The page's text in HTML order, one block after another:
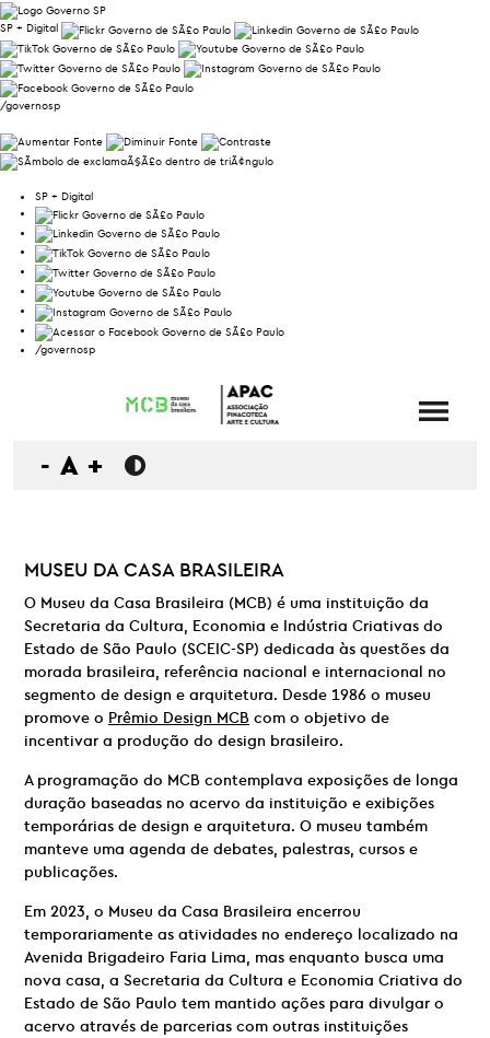
SP + Digital
/governosp
SP + Digital
/governosp
- A +
MUSEU DA CASA BRASILEIRA
O Museu da Casa Brasileira (MCB) é uma instituição da
Secretaria da Cultura, Economia e Indústria Criativas do
Estado de São Paulo (SCEIC-SP) dedicada às questões da
morada brasileira, referência nacional e internacional no
segmento de design e arquitetura. Desde 1986 o museu
promove o Prêmio Design MCB com o objetivo de
incentivar a produção do design brasileiro.
A programação do MCB contemplava exposições de longa
duração baseadas no acervo da instituição e exibições
temporárias de design e arquitetura. O museu também
manteve uma agenda de debates, palestras, cursos e
publicações.
Em 2023, o Museu da Casa Brasileira encerrou
temporariamente as atividades no endereço localizado na
Avenida Brigadeiro Faria Lima, mas enquanto busca uma
nova casa, a Secretaria da Cultura e Economia Criativa do
Estado de São Paulo tem mantido ações para divulgar o
acervo através de parcerias com outras instituições